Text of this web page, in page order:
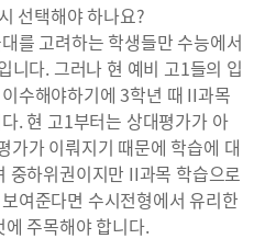
선택해야 하나요?
를 고려하는 학생들만 수능에서
니다. 그러나 현 예비 고1들의 입
수해야하기에 3학년 때 II과목
. 현 고1부터는 상대평가가 아
가가 이뤄지기 때문에 학습에 대
중하위권이지만 II과목 학습으로
여준다면 수시전형에서 유리한
주목해야 합니다.